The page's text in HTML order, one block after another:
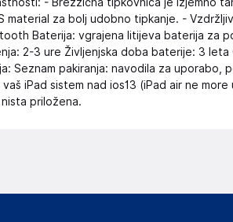
material za bolj udobno tipkanje. -
Baterija: vgrajena litijeva baterija za
2-3 ure Življenjska doba baterije: 3
Seznam pakiranja: navodila za uporabo,
iPad sistem nad ios13 (iPad air ne
priložena.